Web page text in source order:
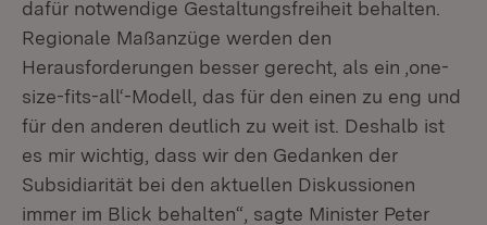
dafür notwendige Gestaltungsfreiheit behalten.
Regionale Maßanzüge werden den
Herausforderungen besser gerecht, als ein ‚one-
size-fits-all‘-Modell, das für den einen zu eng und
für den anderen deutlich zu weit ist. Deshalb ist
es mir wichtig, dass wir den Gedanken der
Subsidiarität bei den aktuellen Diskussionen
immer im Blick behalten“, sagte Minister Peter